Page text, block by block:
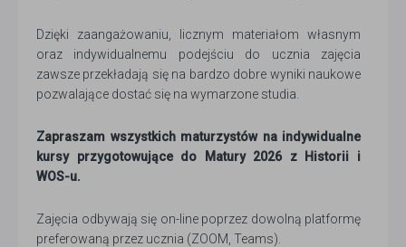
Dzięki zaangażowaniu, licznym materiałom własnym
oraz indywidualnemu podejściu do ucznia zajęcia
zawsze przekładają się na bardzo dobre wyniki naukowe
pozwalające dostać się na wymarzone studia.
Zapraszam wszystkich maturzystów na indywidualne
kursy przygotowujące do Matury 2026 z Historii i
WOS-u.
Zajęcia odbywają się on-line poprzez dowolną platformę
preferowaną przez ucznia (ZOOM, Teams).